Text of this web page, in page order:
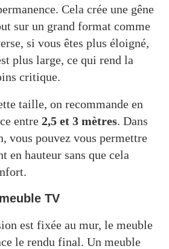
Cela crée une gêne
sur un grand format comme
si vous êtes plus éloigné,
plus large, ce qui rend la
critique.
taille, on recommande en
entre 2,5 et 3 mètres. Dans
vous pouvez vous permettre
en hauteur sans que cela
TV
est fixée au mur, le meuble
le rendu final. Un meuble